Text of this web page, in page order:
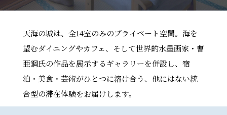
天海の城は、全14室のみのプライベート空間。海を
望むダイニングやカフェ、そして世界的水墨画家・曹
亜鋼氏の作品を展示するギャラリーを併設し、宿
泊・美食・芸術がひとつに溶け合う、他にはない統
合型の滞在体験をお届けします。